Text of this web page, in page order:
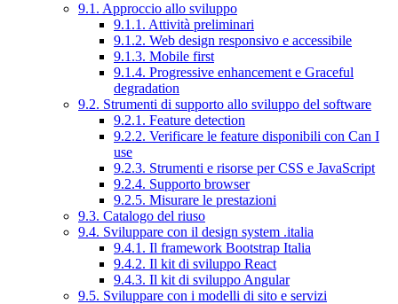
9.1. Approccio allo sviluppo
9.1.1. Attività preliminari
9.1.2. Web design responsivo e accessibile
9.1.3. Mobile first
9.1.4. Progressive enhancement e Graceful
degradation
9.2. Strumenti di supporto allo sviluppo del software
9.2.1. Feature detection
9.2.2. Verificare le feature disponibili con Can I
use
9.2.3. Strumenti e risorse per CSS e JavaScript
9.2.4. Supporto browser
9.2.5. Misurare le prestazioni
9.3. Catalogo del riuso
9.4. Sviluppare con il design system .italia
9.4.1. Il framework Bootstrap Italia
9.4.2. Il kit di sviluppo React
9.4.3. Il kit di sviluppo Angular
9.5. Sviluppare con i modelli di sito e servizi